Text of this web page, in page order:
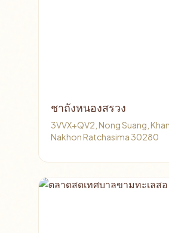
ชาถังหนองสรวง
3VVX+QV2, Nong Suang,
Nakhon Ratchasima 30280